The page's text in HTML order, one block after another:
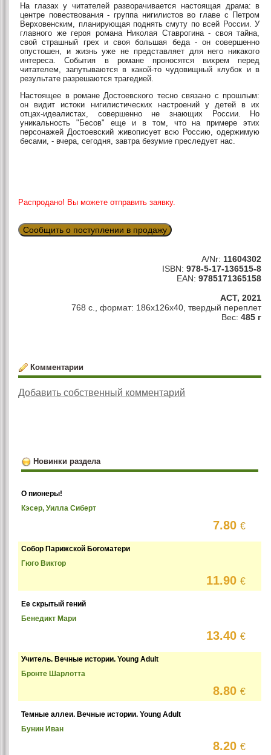
На глазах у читателей разворачивается настоящая драма: в
центре повествования - группа нигилистов во главе с Петром
Верховенским, планирующая поднять смуту по всей России. У
главного же героя романа Николая Ставрогина - своя тайна,
свой страшный грех и своя большая беда - он совершенно
опустошен, и жизнь уже не представляет для него никакого
интереса. События в романе проносятся вихрем перед
читателем, запутываются в какой-то чудовищный клубок и в
результате разрешаются трагедией.
Настоящее в романе Достоевского тесно связано с прошлым:
он видит истоки нигилистических настроений у детей в их
отцах-идеалистах, совершенно не знающих России. Но
уникальность "Бесов" еще и в том, что на примере этих
персонажей Достоевский живописует всю Россию, одержимую
бесами, - вчера, сегодня, завтра безумие преследует нас.
Распродано! Вы можете отправить заявку.
Сообщить о поступлении в продажу
A/Nr: 11604302
ISBN: 978-5-17-136515-8
EAN: 9785171365158
АСТ, 2021
768 с., формат: 186x126x40, твердый переплет
Вес: 485 г
Комментарии
Добавить собственный комментарий
Новинки раздела
О пионеры!
Кэсер, Уилла Сиберт
7.80€
Собор Парижской Богоматери
Гюго Виктор
11.90€
Ее скрытый гений
Бенедикт Мари
13.40€
Учитель. Вечные истории. Young Adult
Бронте Шарлотта
8.80€
Темные аллеи. Вечные истории. Young Adult
Бунин Иван
8.20€